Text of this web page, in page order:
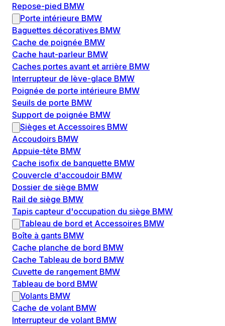
Repose-pied BMW
Porte intérieure BMW
Baguettes décoratives BMW
Cache de poignée BMW
Cache haut-parleur BMW
Caches portes avant et arrière BMW
Interrupteur de lève-glace BMW
Poignée de porte intérieure BMW
Seuils de porte BMW
Support de poignée BMW
Sièges et Accessoires BMW
Accoudoirs BMW
Appuie-tête BMW
Cache isofix de banquette BMW
Couvercle d'accoudoir BMW
Dossier de siège BMW
Rail de siège BMW
Tapis capteur d'occupation du siège BMW
Tableau de bord et Accessoires BMW
Boîte à gants BMW
Cache planche de bord BMW
Cache Tableau de bord BMW
Cuvette de rangement BMW
Tableau de bord BMW
Volants BMW
Cache de volant BMW
Interrupteur de volant BMW